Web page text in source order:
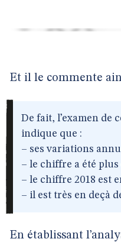
Et il le commente
De fait, l’examen de
indique que :
– ses variations
– le chiffre a été plus
– le chiffre 2018 est
– il est très en deçà
En établissant